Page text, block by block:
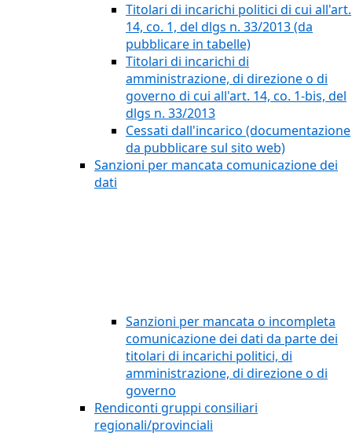
Titolari di incarichi politici di cui all'art.
14, co. 1, del dlgs n. 33/2013 (da
pubblicare in tabelle)
Titolari di incarichi di
amministrazione, di direzione o di
governo di cui all'art. 14, co. 1-bis, del
dlgs n. 33/2013
Cessati dall'incarico (documentazione
da pubblicare sul sito web)
Sanzioni per mancata comunicazione dei
dati
Sanzioni per mancata o incompleta
comunicazione dei dati da parte dei
titolari di incarichi politici, di
amministrazione, di direzione o di
governo
Rendiconti gruppi consiliari
regionali/provinciali